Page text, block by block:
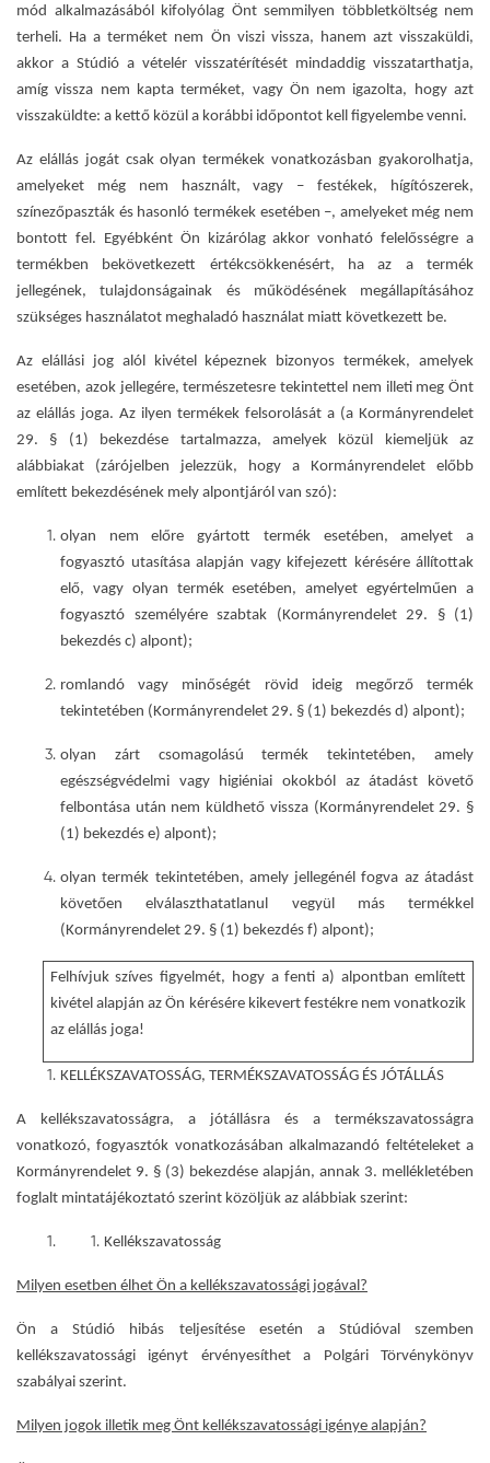
mód alkalmazásából kifolyólag Önt semmilyen többletköltség nem
terheli. Ha a terméket nem Ön viszi vissza, hanem azt visszaküldi,
akkor a Stúdió a vételér visszatérítését mindaddig visszatarthatja,
amíg vissza nem kapta terméket, vagy Ön nem igazolta, hogy azt
visszaküldte: a kettő közül a korábbi időpontot kell figyelembe venni.
Az elállás jogát csak olyan termékek vonatkozásban gyakorolhatja,
amelyeket még nem használt, vagy – festékek, hígítószerek,
színezőpaszták és hasonló termékek esetében –, amelyeket még nem
bontott fel. Egyébként Ön kizárólag akkor vonható felelősségre a
termékben bekövetkezett értékcsökkenésért, ha az a termék
jellegének, tulajdonságainak és működésének megállapításához
szükséges használatot meghaladó használat miatt következett be.
Az elállási jog alól kivétel képeznek bizonyos termékek, amelyek
esetében, azok jellegére, természetesre tekintettel nem illeti meg Önt
az elállás joga. Az ilyen termékek felsorolását a (a Kormányrendelet
29. § (1) bekezdése tartalmazza, amelyek közül kiemeljük az
alábbiakat (zárójelben jelezzük, hogy a Kormányrendelet előbb
említett bekezdésének mely alpontjáról van szó):
olyan nem előre gyártott termék esetében, amelyet a
fogyasztó utasítása alapján vagy kifejezett kérésére állítottak
elő, vagy olyan termék esetében, amelyet egyértelműen a
fogyasztó személyére szabtak (Kormányrendelet 29. § (1)
bekezdés c) alpont);
romlandó vagy minőségét rövid ideig megőrző termék
tekintetében (Kormányrendelet 29. § (1) bekezdés d) alpont);
olyan zárt csomagolású termék tekintetében, amely
egészségvédelmi vagy higiéniai okokból az átadást követő
felbontása után nem küldhető vissza (Kormányrendelet 29. §
(1) bekezdés e) alpont);
olyan termék tekintetében, amely jellegénél fogva az átadást
követően elválaszthatatlanul vegyül más termékkel
(Kormányrendelet 29. § (1) bekezdés f) alpont);
Felhívjuk szíves figyelmét, hogy a fenti a) alpontban említett
kivétel alapján az Ön kérésére kikevert festékre nem vonatkozik
az elállás joga!
KELLÉKSZAVATOSSÁG, TERMÉKSZAVATOSSÁG ÉS JÓTÁLLÁS
A kellékszavatosságra, a jótállásra és a termékszavatosságra
vonatkozó, fogyasztók vonatkozásában alkalmazandó feltételeket a
Kormányrendelet 9. § (3) bekezdése alapján, annak 3. mellékletében
foglalt mintatájékoztató szerint közöljük az alábbiak szerint:
Kellékszavatosság
Milyen esetben élhet Ön a kellékszavatossági jogával?
Ön a Stúdió hibás teljesítése esetén a Stúdióval szemben
kellékszavatossági igényt érvényesíthet a Polgári Törvénykönyv
szabályai szerint.
Milyen jogok illetik meg Önt kellékszavatossági igénye alapján?